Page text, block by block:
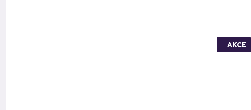
AKCE